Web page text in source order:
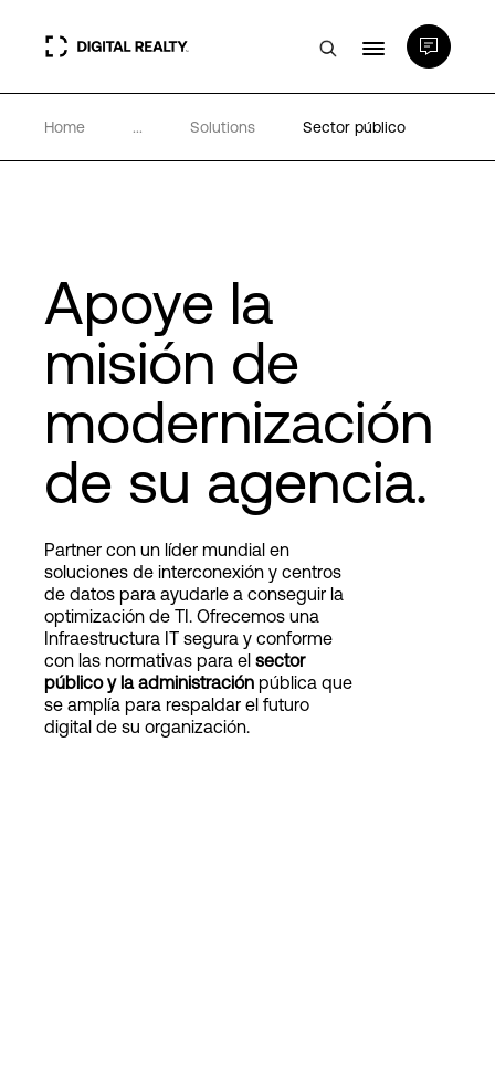
Centros de Datos
Experiencia y recursos
Acerca de
Language
Login
Home ... Solutions Sector público
Apoye la
misión de
modernización
de su agencia.
Partner con un líder mundial en
soluciones de interconexión y centros
de datos para ayudarle a conseguir la
optimización de TI. Ofrecemos una
Infraestructura IT segura y conforme
con las normativas para el sector
público y la administración pública que
se amplía para respaldar el futuro
digital de su organización.